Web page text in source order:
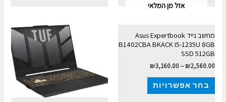
אזל מן המלאי
מחשב נייד Asus Expertbook
B1402CBA BKACK I5-1235U 8GB
SSD 512GB
₪2,560.00
–
₪3,160.00
בחר אפשרויות